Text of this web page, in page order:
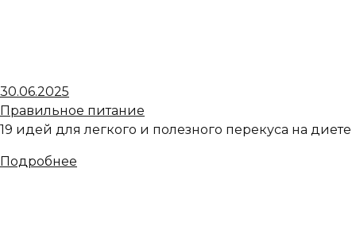
30.06.2025
Правильное питание
19 идей для легкого и полезного перекуса на диете
Подробнее